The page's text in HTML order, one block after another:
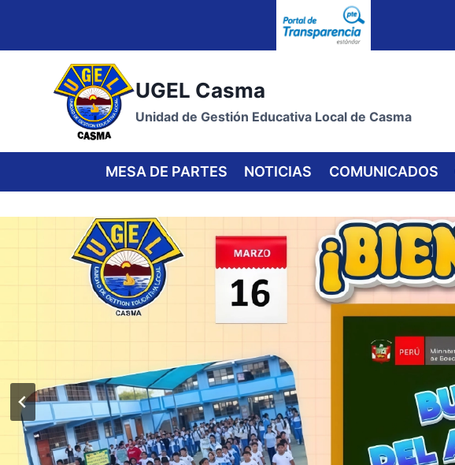
content
UGEL Casma
Unidad de Gestión Educativa Local de Casma
MESA DE PARTES NOTICIAS COMUNICADOS